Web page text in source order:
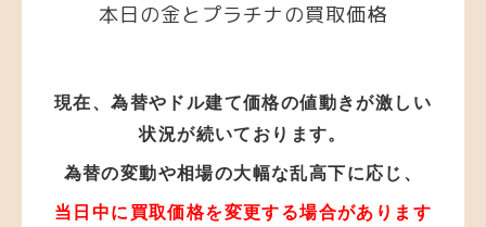
本日の金とプラチナの買取価格
現在、為替やドル建て価格の値動きが激しい
状況が続いております。
為替の変動や相場の大幅な乱高下に応じ、
当日中に買取価格を変更する場合があります